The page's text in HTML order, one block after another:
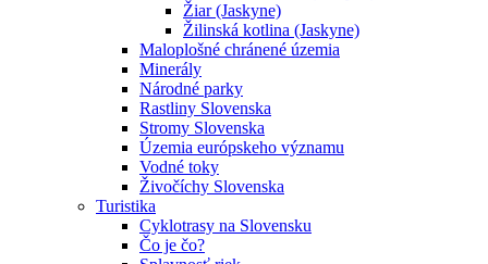
Žiar (Jaskyne)
Žilinská kotlina (Jaskyne)
Maloplošné chránené územia
Minerály
Národné parky
Rastliny Slovenska
Stromy Slovenska
Územia európskeho významu
Vodné toky
Živočíchy Slovenska
Turistika
Cyklotrasy na Slovensku
Čo je čo?